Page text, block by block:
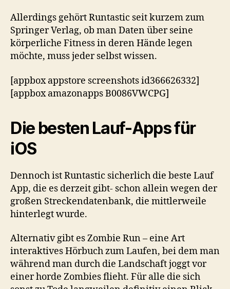
Allerdings gehört Runtastic seit kurzem zum
Springer Verlag, ob man Daten über seine
körperliche Fitness in deren Hände legen
möchte, muss jeder selbst wissen.
[appbox appstore screenshots id366626332]
[appbox amazonapps B0086VWCPG]
Die besten Lauf-Apps für
iOS
Dennoch ist Runtastic sicherlich die beste Lauf
App, die es derzeit gibt- schon allein wegen der
großen Streckendatenbank, die mittlerweile
hinterlegt wurde.
Alternativ gibt es Zombie Run – eine Art
interaktives Hörbuch zum Laufen, bei dem man
während man durch die Landschaft joggt vor
einer horde Zombies flieht. Für alle die sich